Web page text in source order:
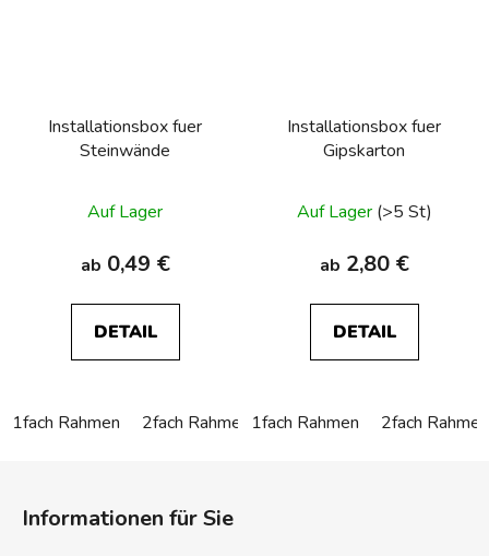
Installationsbox fuer
Steinwände
Auf Lager
ab 0,49 €
DETAIL
1fach Rahmen 2fach Rahmen 3fach Rahmen 4fach
Installationsbox fuer
Gipskarton
Auf Lager (>5 St)
ab 2,80 €
DETAIL
1fach Rahmen 2fach Rahmen
Informationen für Sie